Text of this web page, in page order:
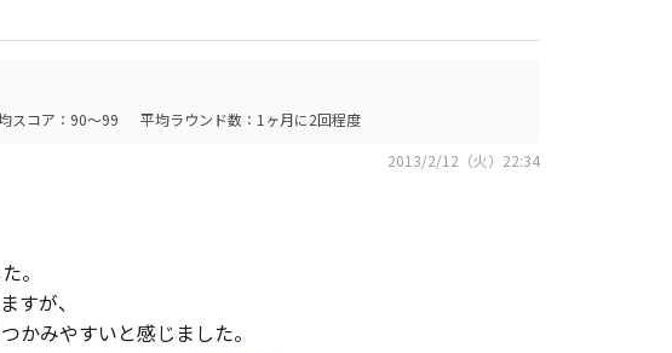
スコア：90～99
平均ラウンド数：1ヶ月に2回程度
2013/2/12（火）22:34
。
すが、
かみやすいと感じました。